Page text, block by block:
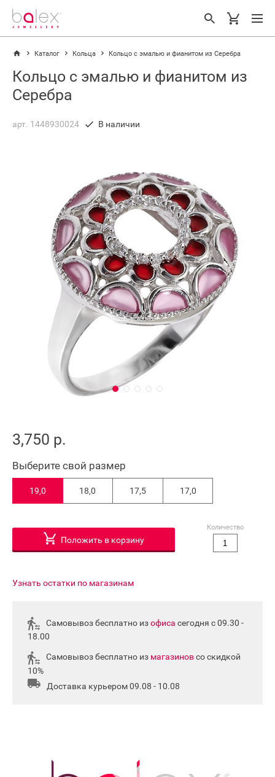
Каталог Кольца Кольцо с эмалью и фианитом из Серебра
Кольцо с эмалью и фианитом из
Серебра
арт. 1448930024 В наличии
3,750 р.
Выберите свой размер
19,0 18,0 17,5 17,0
Положить в корзину
Количество
Узнать остатки по магазинам
Самовывоз бесплатно изофиса сегодня с 09.30 -
18.00
Самовывоз бесплатно из магазиновсо скидкой
10%
Доставка курьером 09.08 - 10.08